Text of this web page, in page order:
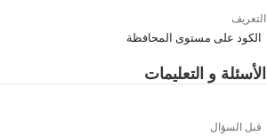
التعريف
الكود على مستوى المحافظة
الأسئلة و التعليمات
قبل السؤال